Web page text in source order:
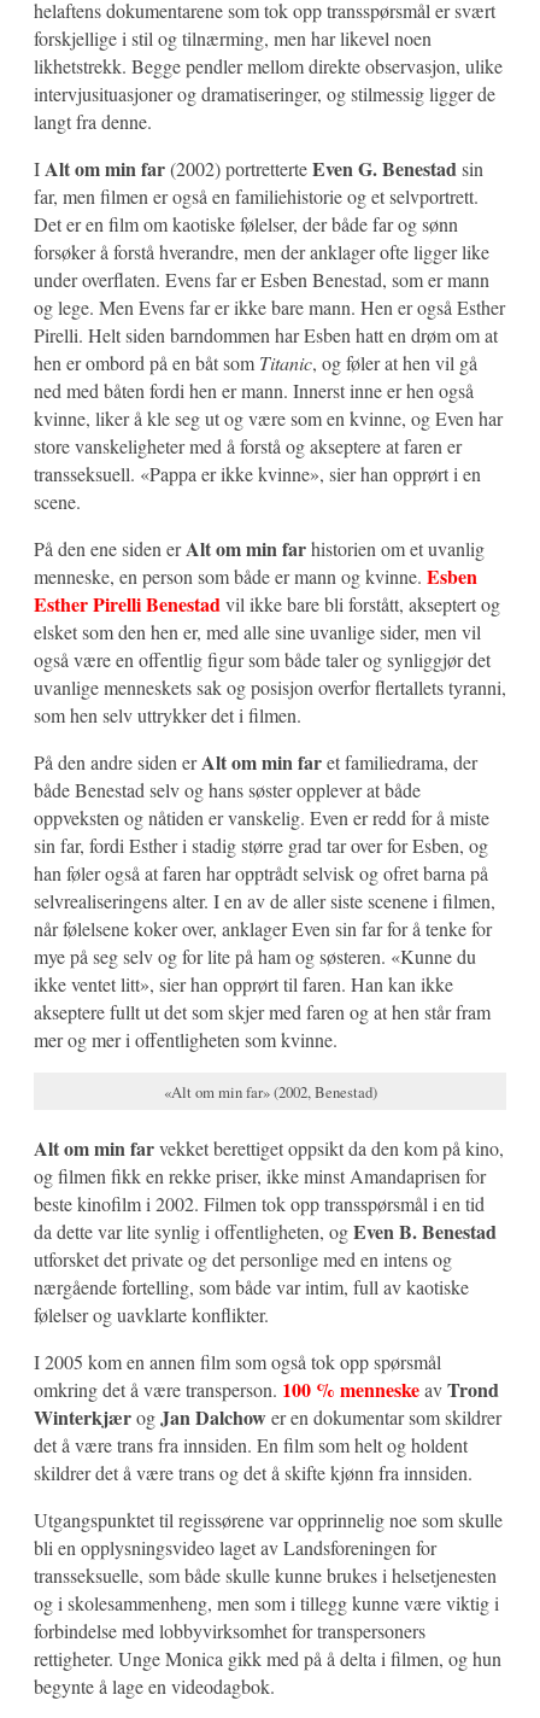
helaftens dokumentarene som tok opp transspørsmål er svært
forskjellige i stil og tilnærming, men har likevel noen
likhetstrekk. Begge pendler mellom direkte observasjon, ulike
intervjusituasjoner og dramatiseringer, og stilmessig ligger de
langt fra denne.
IAlt om min far(2002) portretterteEven G. Benestadsin
far, men filmen er også en familiehistorie og et selvportrett.
Det er en film om kaotiske følelser, der både far og sønn
forsøker å forstå hverandre, men der anklager ofte ligger like
under overflaten. Evens far er Esben Benestad, som er mann
og lege. Men Evens far er ikke bare mann. Hen er også Esther
Pirelli. Helt siden barndommen har Esben hatt en drøm om at
hen er ombord på en båt som Titanic, og føler at hen vil gå
ned med båten fordi hen er mann. Innerst inne er hen også
kvinne, liker å kle seg ut og være som en kvinne, og Even har
store vanskeligheter med å forstå og akseptere at faren er
transseksuell. «Pappa er ikke kvinne», sier han opprørt i en
scene.
På den ene siden erAlt om min farhistorien om et uvanlig
menneske, en person som både er mann og kvinne. Esben
Esther Pirelli Benestadvil ikke bare bli forstått, akseptert og
elsket som den hen er, med alle sine uvanlige sider, men vil
også være en offentlig figur som både taler og synliggjør det
uvanlige menneskets sak og posisjon overfor flertallets tyranni,
som hen selv uttrykker det i filmen.
På den andre siden erAlt om min faret familiedrama, der
både Benestad selv og hans søster opplever at både
oppveksten og nåtiden er vanskelig. Even er redd for å miste
sin far, fordi Esther i stadig større grad tar over for Esben, og
han føler også at faren har opptrådt selvisk og ofret barna på
selvrealiseringens alter. I en av de aller siste scenene i filmen,
når følelsene koker over, anklager Even sin far for å tenke for
mye på seg selv og for lite på ham og søsteren. «Kunne du
ikke ventet litt», sier han opprørt til faren. Han kan ikke
akseptere fullt ut det som skjer med faren og at hen står fram
mer og mer i offentligheten som kvinne.
«Alt om min far» (2002, Benestad)
Alt om min farvekket berettiget oppsikt da den kom på kino,
og filmen fikk en rekke priser, ikke minst Amandaprisen for
beste kinofilm i 2002. Filmen tok opp transspørsmål i en tid
da dette var lite synlig i offentligheten, ogEven B. Benestad
utforsket det private og det personlige med en intens og
nærgående fortelling, som både var intim, full av kaotiske
følelser og uavklarte konflikter.
I 2005 kom en annen film som også tok opp spørsmål
omkring det å være transperson. 100 % menneskeavTrond
WinterkjærogJan Dalchower en dokumentar som skildrer
det å være trans fra innsiden. En film som helt og holdent
skildrer det å være trans og det å skifte kjønn fra innsiden.
Utgangspunktet til regissørene var opprinnelig noe som skulle
bli en opplysningsvideo laget av Landsforeningen for
transseksuelle, som både skulle kunne brukes i helsetjenesten
og i skolesammenheng, men som i tillegg kunne være viktig i
forbindelse med lobbyvirksomhet for transpersoners
rettigheter. Unge Monica gikk med på å delta i filmen, og hun
begynte å lage en videodagbok.